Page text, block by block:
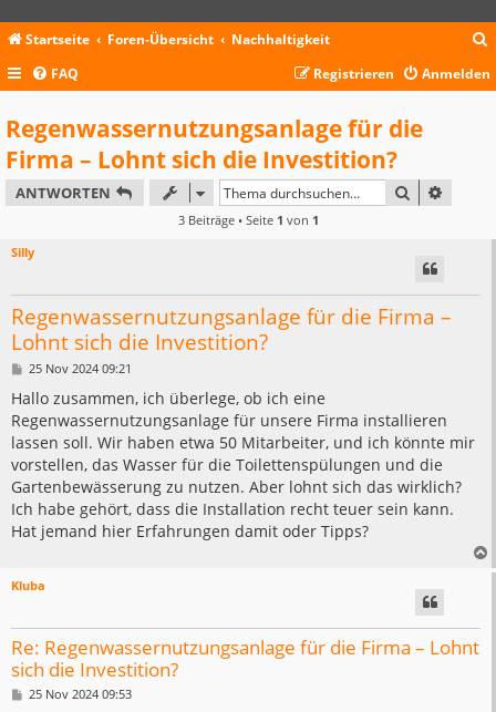
Startseite Foren-Übersicht Nachhaltigkeit
c
FAQ Anmelden
Registrieren
Regenwassernutzungsanlage für die
Firma – Lohnt sich die Investition?
ANTWORTEN SUCHE
3 Beiträge • Seite 1 von 1
Silly
Regenwassernutzungsanlage für die Firma –
Lohnt sich die Investition?
B
i
r
a
g
25 Nov 2024 09:21
Hallo zusammen, ich überlege, ob ich eine
Regenwassernutzungsanlage für unsere Firma installieren
lassen soll. Wir haben etwa 50 Mitarbeiter, und ich könnte mir
vorstellen, das Wasser für die Toilettenspülungen und die
Gartenbewässerung zu nutzen. Aber lohnt sich das wirklich?
Ich habe gehört, dass die Installation recht teuer sein kann.
Hat jemand hier Erfahrungen damit oder Tipps?
Kluba
Re: Regenwassernutzungsanlage für die Firma – Lohnt
sich die Investition?
B25 Nov 2024 09:53